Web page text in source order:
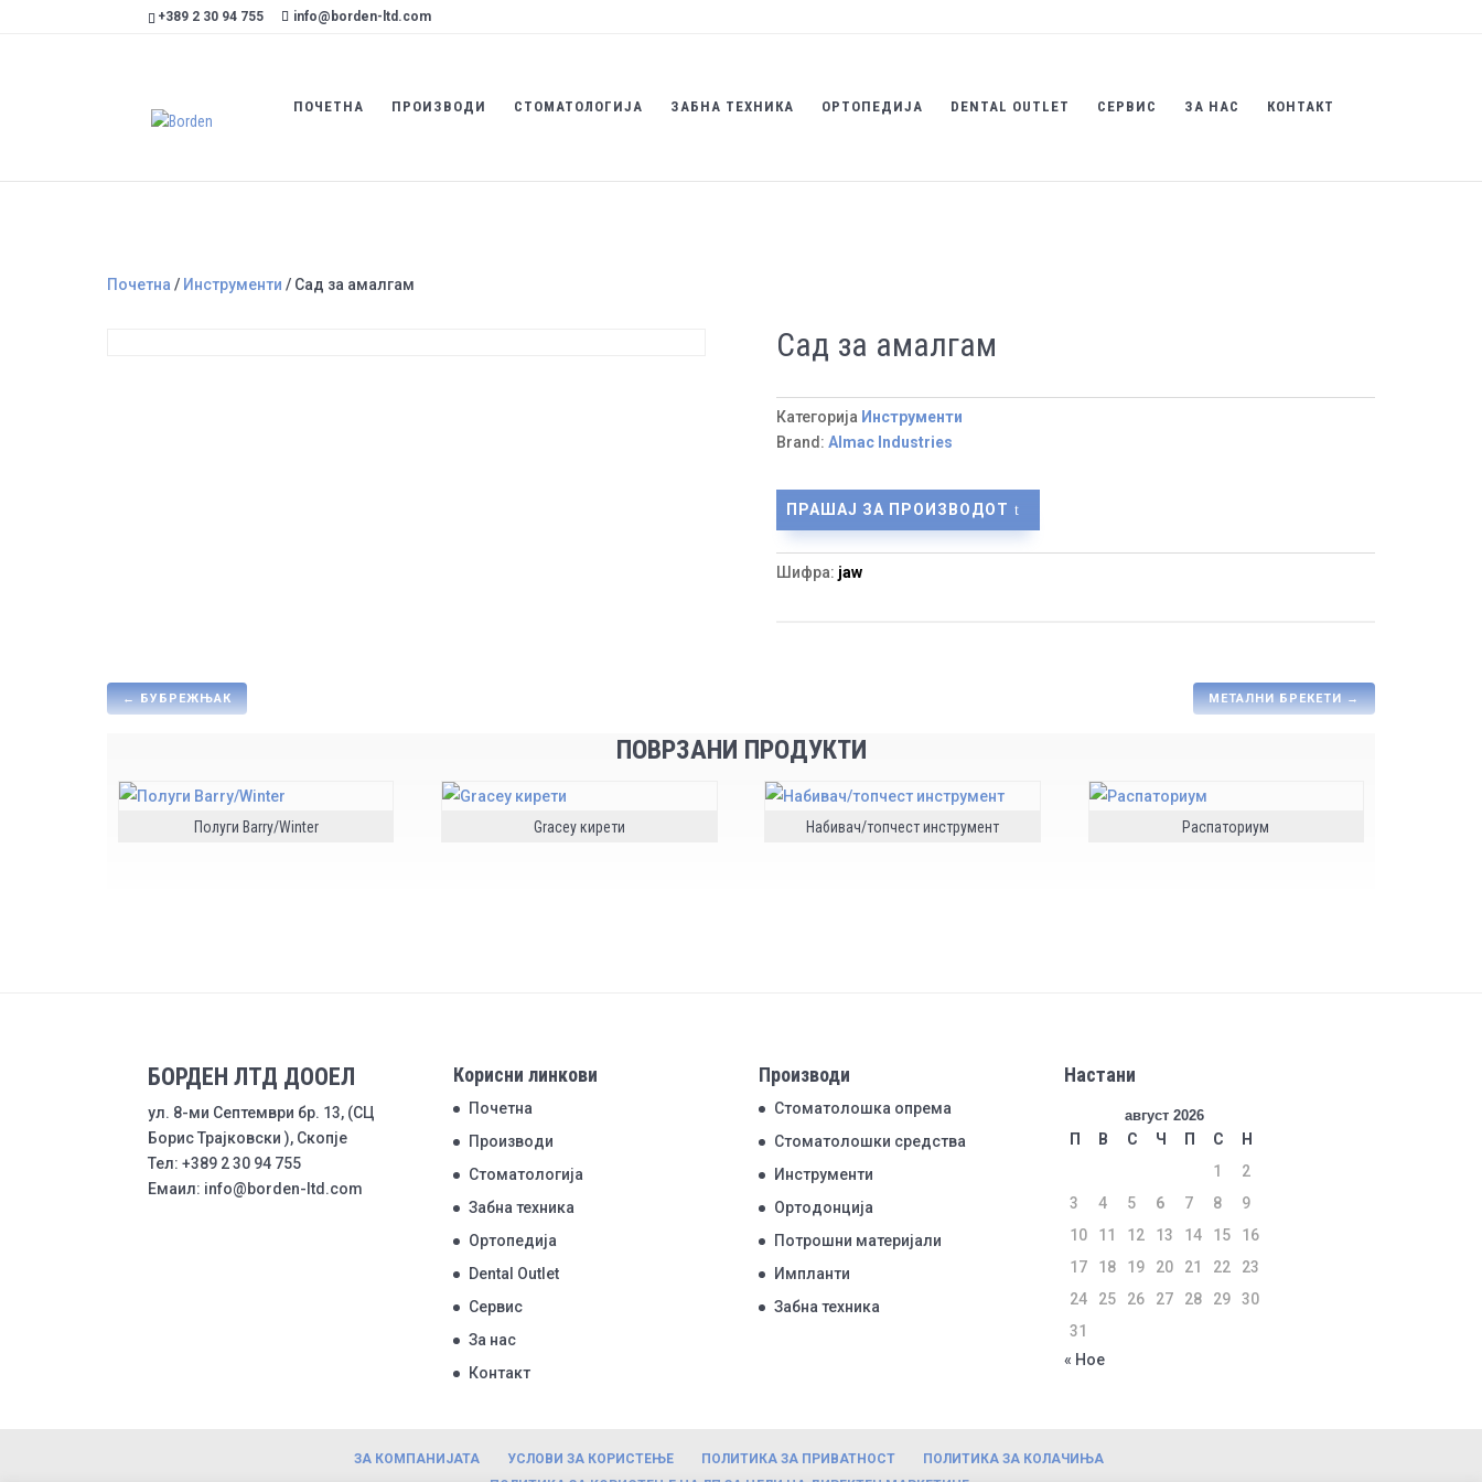
+389 2 30 94 755 info@borden-ltd.com
ПОЧЕТНА ПРОИЗВОДИ СТОМАТОЛОГИЈА ЗАБНА ТЕХНИКА ОРТОПЕДИЈА DENTAL OUTLET СЕРВИС ЗА НАС КОНТАКТ
Почетна / Инструменти / Сад за амалгам
Сад за амалгам
Категорија Инструменти
Brand: Almac Industries
ПРАШАЈ ЗА ПРОИЗВОДОТ
Шифра: jaw
←БУБРЕЖЊАК МЕТАЛНИ БРЕКЕТИ→
ПОВРЗАНИ ПРОДУКТИ
Полуги Barry/Winter Gracey кирети Набивач/топчест инструмент Распаториум
БОРДЕН ЛТД ДООЕЛ
ул. 8-ми Септември бр. 13, (СЦ
Борис Трајковски ), Скопје
Тел: +389 2 30 94 755
Емаил: info@borden-ltd.com
Корисни линкови
Почетна
Производи
Стоматологија
Забна техника
Ортопедија
Dental Outlet
Сервис
За нас
Контакт
Производи
Стоматолошка опрема
Стоматолошки средства
Инструменти
Ортодонција
Потрошни материјали
Импланти
Забна техника
Настани
август 2026
П В С Ч П С
Н
1
2
3
4 5 6 7 8
9
10
11 12 13 14 15
16
17
18 19 20 21 22
23
24
25 26 27 28 29
30
31
« Ное
ЗА КОМПАНИЈАТА УСЛОВИ ЗА КОРИСТЕЊЕ ПОЛИТИКА ЗА ПРИВАТНОСТ
ПОЛИТИКА ЗА КОЛАЧИЊА